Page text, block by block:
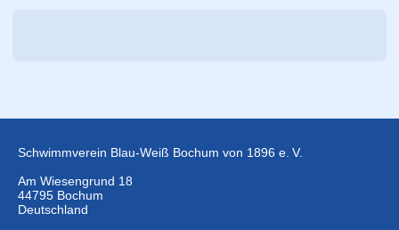
Schwimmverein Blau-Weiß Bochum von 1896 e. V.
Am Wiesengrund 18
44795 Bochum
Deutschland